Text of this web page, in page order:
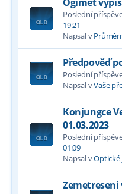
Poslední
19:21
Napsal v
Předpověď
Poslední
Napsal vVaše
Konjungce
01.03.2023
Poslední
01:09
Napsal vOptické
Zemetreseni